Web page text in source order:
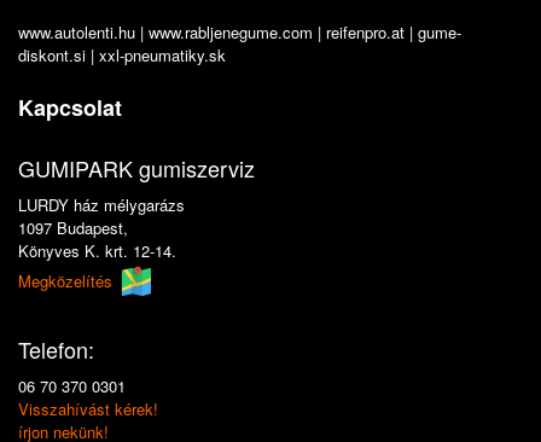
www.autolenti.hu | www.rabljenegume.com | reifenpro.at | gume-
diskont.si | xxl-pneumatiky.sk
Kapcsolat
GUMIPARK gumiszerviz
LURDY ház mélygarázs
1097 Budapest,
Könyves K. krt. 12-14.
Megközelítés
Telefon:
06 70 370 0301
Visszahívást kérek!
írjon nekünk!